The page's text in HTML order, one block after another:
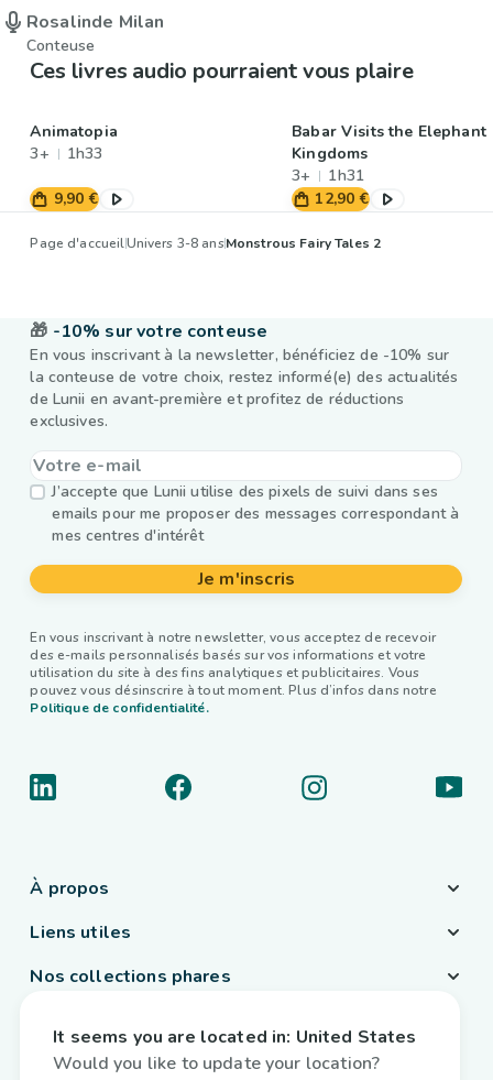
Rosalinde Milan
Conteuse
Ces livres audio pourraient vous plaire
Animatopia
3+
1h33
9,90 €
Babar Visits the Elephant
Kingdoms
3+
1h31
12,90 €
Page d'accueilUnivers 3-8 ansMonstrous Fairy Tales 2
🎁 -10% sur votre conteuse
En vous inscrivant à la newsletter, bénéficiez de -10% sur
la conteuse de votre choix, restez informé(e) des actualités
de Lunii en avant-première et profitez de réductions
exclusives.
J’accepte que Lunii utilise des pixels de suivi dans ses
emails pour me proposer des messages correspondant à
mes centres d'intérêt
Je m'inscris
En vous inscrivant à notre newsletter, vous acceptez de recevoir
des e-mails personnalisés basés sur vos informations et votre
utilisation du site à des fins analytiques et publicitaires. Vous
pouvez vous désinscrire à tout moment. Plus d’infos dans notre
Politique de confidentialité.
À propos
Liens utiles
Nos collections phares
France / Français
It seems you are located in: United States
Would you like to update your location?